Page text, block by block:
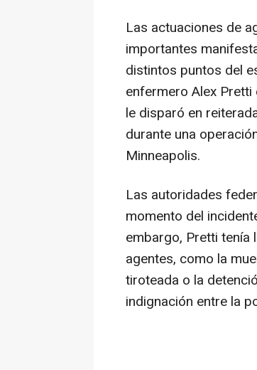
Las actuaciones de
importantes
distintos puntos del
enfermero Alex
le disparó en
durante una
Minneapolis.
Las autoridades
momento del
embargo, Pretti tenía
agentes, como la
tiroteada o la
indignación entre la